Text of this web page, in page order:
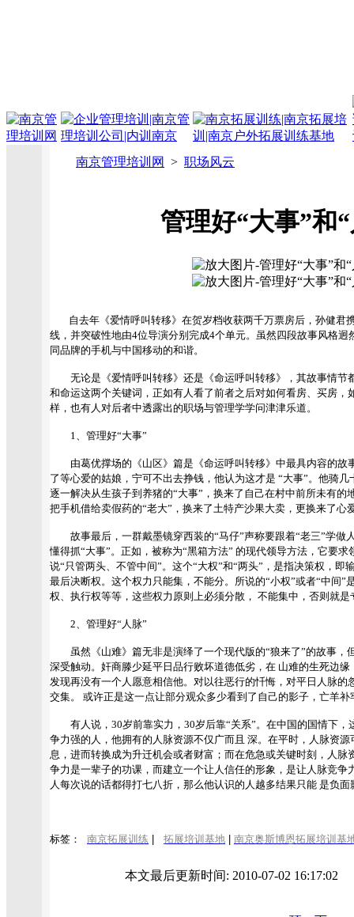
南京管理培训网 > 职场风云
管理好“大事”和
自去年《爱情呼叫转移》在贺岁档收获两千万票房后，孙健君
线，并突破性地由4位导演分别完成4个单元。虽然四段故事风格
同品牌的手机与中国移动的和谐。
无论是《爱情呼叫转移》还是《命运呼叫转移》，其故事情节
和命运这两个关键词，正如有人看了前者之后对如何看房、买房，
样，也有人对后者中透露出的职场与管理学学问津津乐道。
1、管理好“大事”
由葛优撑场的《山区》篇是《命运呼叫转移》中最具内容的故
了等心爱的姑娘，宁可不出去挣钱，他认为这才是 “大事”。他骑
逐一解决从生孩子到养猪的“大事”，换来了自己在村中前所未有的
把手机借给卖假药的“老大”，换来了土特产沙果大卖，更换来了心
故事最后，一群戴墨镜穿西装的“马仔”声称要跟着“老三”学做
懂得抓“大事”。正如，被称为“黑箱方法” 的现代领导方法，它要
说“只管两头、不管中间”。这个“大权”和“两头”，是指决策权，即
最后决断权。这个权力只能集，不能分。所说的“小权”或者“中间”
权、执行权等等，这些权力原则上必须分散， 不能集中，否则就是
2、管理好“人脉”
虽然《山难》篇无非是演绎了一个现代版的“狼来了”的故事，
深受触动。奸商滕少延平日品行败坏道德低劣，在 山难的生死边
发现再没有一个人愿意相信他。对以往恶行的忏悔，对平日人脉的
交集。 或许正是这一点让部分观众多少看到了自己的影子，亡羊
有人说，30岁前靠实力，30岁后靠“关系”。在中国的国情下，
争力强的人，他拥有的人脉资源不仅广而且 深。在平时，人脉资
息，进而转换成为升迁机会或者财富；而在危急或关键时刻，人脉
争力是一辈子的功课，而建立一个让人信任的形象，是让人脉竞争
人每次说的话都得打七八折，那么他认识的人越多结果只能 是负面
标签： 南京拓展训练 拓展培训基地 南京奥斯博恩拓展培训基
本文最后更新时间: 2010-07-02